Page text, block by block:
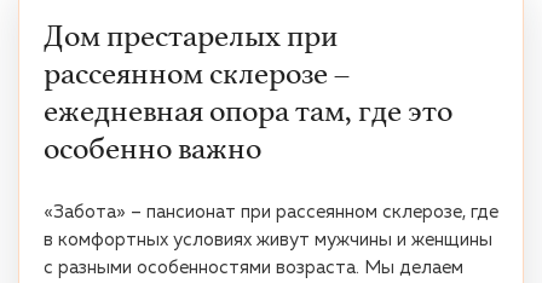
Дом престарелых при
рассеянном склерозе –
ежедневная опора там, где это
особенно важно
«Забота» – пансионат при рассеянном склерозе, где
в комфортных условиях живут мужчины и женщины
с разными особенностями возраста. Мы делаем